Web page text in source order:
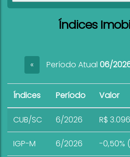
Índices
« Período Atual 06/
Índices Período Valor
CUB/SC 6/2026 R$
IGP-M 6/2026 -0,50%